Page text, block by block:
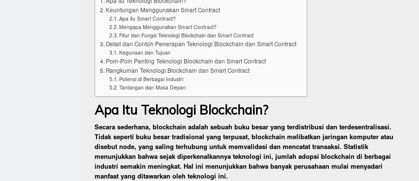
Keuntungan Menggunakan Smart Contract
Apa itu Smart Contract?
Mengapa Menggunakan Smart Contract?
Fitur dan Fungsi Teknologi Blockchain dan Smart Contract
Detail dan Contoh Penerapan Teknologi Blockchain dan Smart Contract
Kegunaan dan Tujuan
Poin-Poin Penting Teknologi Blockchain dan Smart Contract
Rangkuman Teknologi Blockchain dan Smart Contract
Potensi di Berbagai Industri
Tantangan dan Masa Depan
Apa Itu Teknologi Blockchain?
Secara sederhana, blockchain adalah sebuah buku besar yang terdistribusi dan terdesentralisasi.
Tidak seperti buku besar tradisional yang terpusat, blockchain melibatkan jaringan komputer atau
disebut node, yang saling terhubung untuk memvalidasi dan mencatat transaksi. Statistik
menunjukkan bahwa sejak diperkenalkannya teknologi ini, jumlah adopsi blockchain di berbagai
industri semakin meningkat. Hal ini menunjukkan bahwa banyak perusahaan mulai menyadari
manfaat yang ditawarkan oleh teknologi ini.